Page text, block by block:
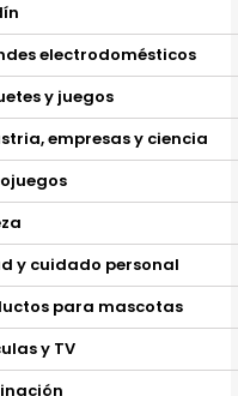
electrodomésticos
y juegos
empresas y ciencia
y cuidado personal
para mascotas
y TV